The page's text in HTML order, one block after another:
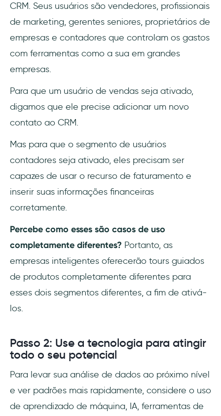
CRM. Seus usuários são vendedores, profissionais
de marketing, gerentes seniores, proprietários de
empresas e contadores que controlam os gastos
com ferramentas como a sua em grandes
empresas.
Para que um usuário de vendas seja ativado,
digamos que ele precise adicionar um novo
contato ao CRM.
Mas para que o segmento de usuários
contadores seja ativado, eles precisam ser
capazes de usar o recurso de faturamento e
inserir suas informações financeiras
corretamente.
Percebe como esses são casos de uso
completamente diferentes? Portanto, as
empresas inteligentes oferecerão tours guiados
de produtos completamente diferentes para
esses dois segmentos diferentes, a fim de ativá-
los.
Passo 2: Use a tecnologia para atingir
todo o seu potencial
Para levar sua análise de dados ao próximo nível
e ver padrões mais rapidamente, considere o uso
de aprendizado de máquina, IA, ferramentas de